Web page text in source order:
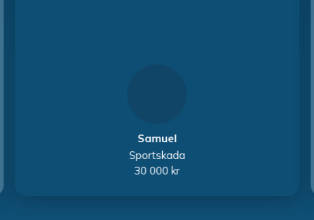
Samuel
Sportskada
30 000 kr